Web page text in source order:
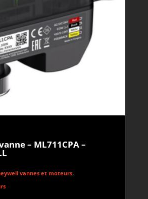
– ML711CPA –
vannes et moteurs,